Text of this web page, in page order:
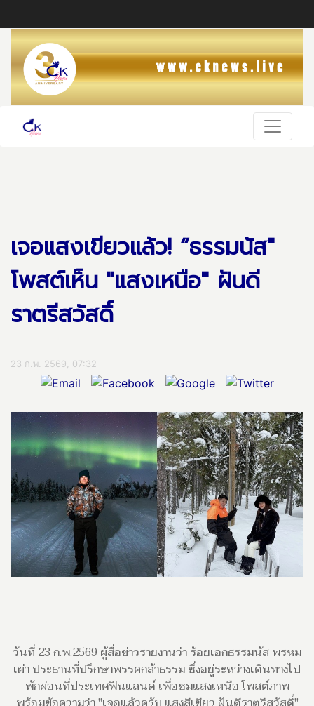
เจอแสงเขียวแล้ว! “ธรรมนัส"
โพสต์เห็น "แสงเหนือ" ฝันดี
ราตรีสวัสดิ์
23 ก.พ. 2569, 07:32
วันที่ 23 ก.พ.2569 ผู้สื่อข่าวรายงานว่า ร้อยเอกธรรมนัส พรหม
เผ่า ประธานที่ปรึกษาพรรคกล้าธรรม ซึ่งอยู่ระหว่างเดินทางไป
พักผ่อนที่ประเทศฟินแลนด์ เพื่อชมแสงเหนือ โพสต์ภาพ